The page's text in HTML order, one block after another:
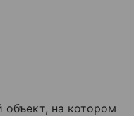
на котором